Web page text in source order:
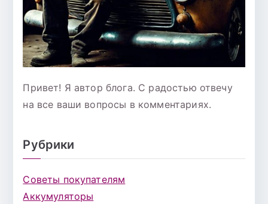
Привет! Я автор блога. С радостью отвечу
на все ваши вопросы в комментариях.
Рубрики
Советы покупателям
Аккумуляторы